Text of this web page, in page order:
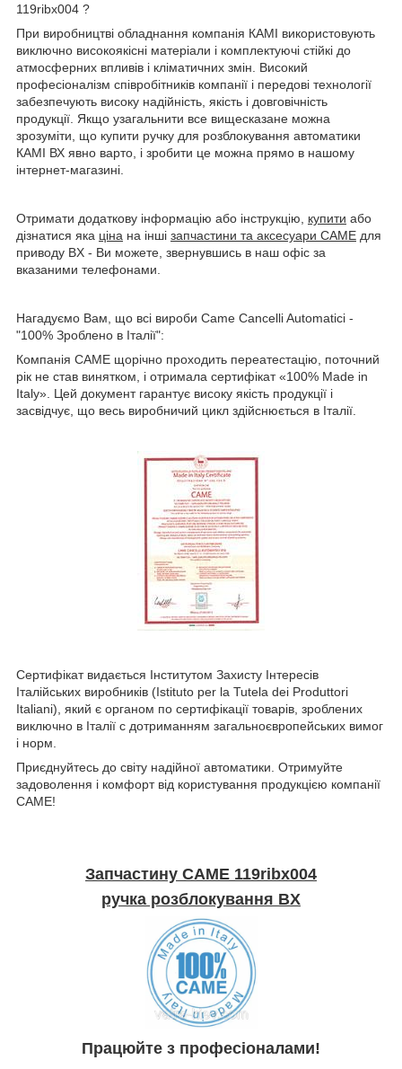
119ribx004 ?
При виробництві обладнання компанія КАМІ використовують
виключно високоякісні матеріали і комплектуючі стійкі до
атмосферних впливів і кліматичних змін. Високий
професіоналізм співробітників компанії і передові технології
забезпечують високу надійність, якість і довговічність
продукції. Якщо узагальнити все вищесказане можна
зрозуміти, що купити ручку для розблокування автоматики
КАМІ ВХ явно варто, і зробити це можна прямо в нашому
інтернет-магазині.
Отримати додаткову інформацію або інструкцію, купити або
дізнатися яка ціна на інші запчастини та аксесуари CAME для
приводу BX - Ви можете, звернувшись в наш офіс за
вказаними телефонами.
Нагадуємо Вам, що всі вироби Came Cancelli Automatici -
"100% Зроблено в Італії":
Компанія CAME щорічно проходить переатестацію, поточний
рік не став винятком, і отримала сертифікат «100% Made in
Italy». Цей документ гарантує високу якість продукції і
засвідчує, що весь виробничий цикл здійснюється в Італії.
Сертифікат видається Інститутом Захисту Інтересів
Італійських виробників (Istituto per la Tutela dei Produttori
Italiani), який є органом по сертифікації товарів, зроблених
виключно в Італії c дотриманням загальноєвропейських вимог
і норм.
Приєднуйтесь до світу надійної автоматики. Отримуйте
задоволення і комфорт від користування продукцією компанії
CAME!
Запчастину CAME 119ribx004
ручка розблокування BX
Працюйте з професіоналами!